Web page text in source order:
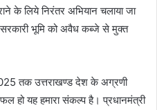
के लिये निरंतर अभियान चलाया जा
भूमि को अवैध कब्जे से मुक्त
तक उत्तराखण्ड देश के अग्रणी
हो यह हमारा संकल्प है। प्रधानमंत्री